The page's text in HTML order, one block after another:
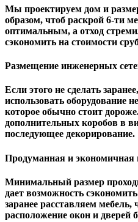
Мы проектируем дом и
образом, чтоб раскрой 6-ти
оптимальным, а отход
сэкономить на стоимости
Размещение инженерных
Если этого не сделать
использовать оборудование
которое обычно стоит
дополнительных коробов в
последующее декорирование.
Продуманная и экономичная
Минимальный размер
дает возможность
заранее расставляем
расположение окон и